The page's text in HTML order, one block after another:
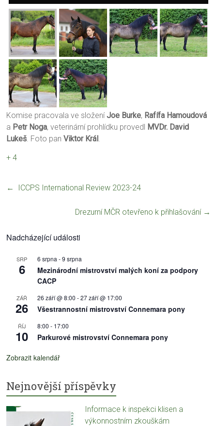
Komise pracovala ve složeníJoe Burke, Rafífa Hamoudová
a Petr Noga, veterinární prohlídku provedl MVDr. David
Lukeš . Foto pan Viktor Král
+ 4
← ICCPS International Review 2023-24
Drezurní MČR otevřeno k přihlašování →
Nadcházející události
SRP
6
6 srpna -9 srpna
Mezinárodní mistrovství malých koní za podpory
CACP
ZÁŘ
26
26 září @ 8:00 -27 září @ 17:00
Všestrannostní mistrovství Connemara pony
ŘÍJ
10
8:00 - 17:00
Parkurové mistrovství Connemara pony
Zobrazit kalendář
Nejnovější příspěvky
Informace k inspekci klisen a
výkonnostním zkouškám